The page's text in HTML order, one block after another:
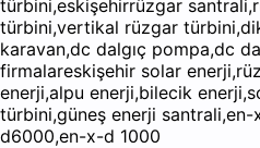
türbini,eskişehirrüzgar
türbini,vertikal rüzgar
karavan,dc dalgıç pompa,dc
firmalareskişehir solar
enerji,alpu enerji,bilecik
türbini,güneş enerji
d6000,en-x-d 1000